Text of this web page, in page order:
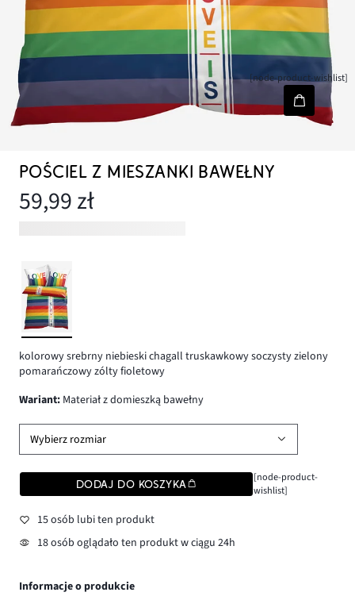
[node-product-wishlist]
POŚCIEL Z MIESZANKI BAWEŁNY
59,99 zł
kolorowy srebrny niebieski chagall truskawkowy soczysty zielony
pomarańczowy zólty fioletowy
wariant: Materiał z domieszką bawełny
Wybierz rozmiar
DODAJ DO KOSZYKA
[node-product-
wishlist]
15 osób lubi ten produkt
18 osób oglądało ten produkt w ciągu 24h
Informacje o produkcie